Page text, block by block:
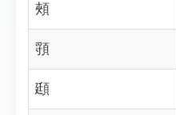
頰
頱
頲